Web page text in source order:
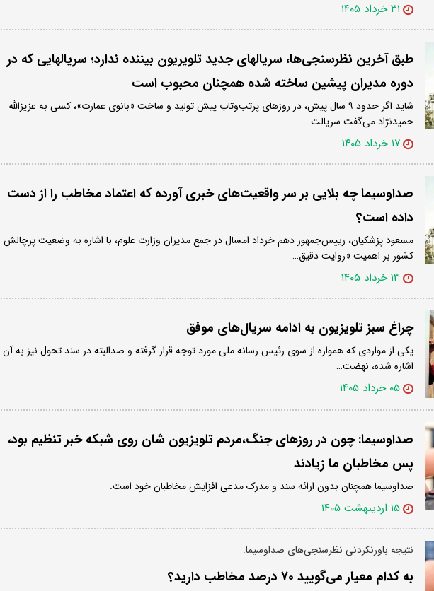
۳۱ خرداد ۱۴۰۵
طبق آخرین نظرسنجی‌ها، سریالهای جدید تلویریون بیننده ندارد؛ سریالهایی که در
دوره مدیران پیشین ساخته شده همچنان محبوب است
شاید اگر حدود ۹ سال پیش، در روزهای پرتب‌وتاب پیش تولید و ساخت «بانوی عمارت»، کسی به عزیزالله
حمیدنژاد می‌گفت سریالت…
۱۷ خرداد ۱۴۰۵
صداوسیما چه بلایی بر سر واقعیت‌های خبری آورده که اعتماد مخاطب را از دست
داده است؟
مسعود پزشکیان، رییس‌جمهور دهم خرداد امسال در جمع مدیران وزارت علوم، با اشاره به وضعیت پرچالش
کشور بر اهمیت «روایت دقیق…
۱۳ خرداد ۱۴۰۵
چراغ سبز تلویزیون به ادامه سریال‌های موفق
یکی از مواردی که همواره از سوی رئیس رسانه ملی مورد توجه قرار گرفته و صدالبته در سند تحول نیز به آن
اشاره شده، نهضت…
۰۵ خرداد ۱۴۰۵
صداوسیما: چون در روزهای جنگ،مردم تلویزیون شان روی شبکه خبر تنظیم بود،
پس مخاطبان ما زیادند
صداوسیما همچنان بدون ارائه سند و مدرک مدعی افزایش مخاطبان خود است.
۱۵ اردیبهشت ۱۴۰۵
نتیجه باورنکردنی نظرسنجی‌های صداوسیما:
به کدام معیار می‌گویید ۷۰ درصد مخاطب دارید؟